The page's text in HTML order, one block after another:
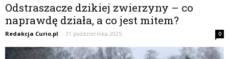
Odstraszacze dzikiej zwierzyny – co
naprawdę działa, a co jest mitem?
Redakcja Curio.pl - 31 października 2025 0